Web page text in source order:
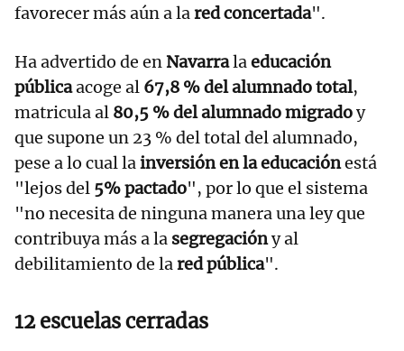
favorecer más aún a lared concertada".
Ha advertido de en Navarralaeducación
públicaacoge al 67,8 % del alumnado total,
matricula al 80,5 % del alumnado migradoy
que supone un 23 % del total del alumnado,
pese a lo cual lainversión en la educaciónestá
"lejos del 5% pactado", por lo que el sistema
"no necesita de ninguna manera una ley que
contribuya más a la segregacióny al
debilitamiento de lared pública".
12 escuelas cerradas